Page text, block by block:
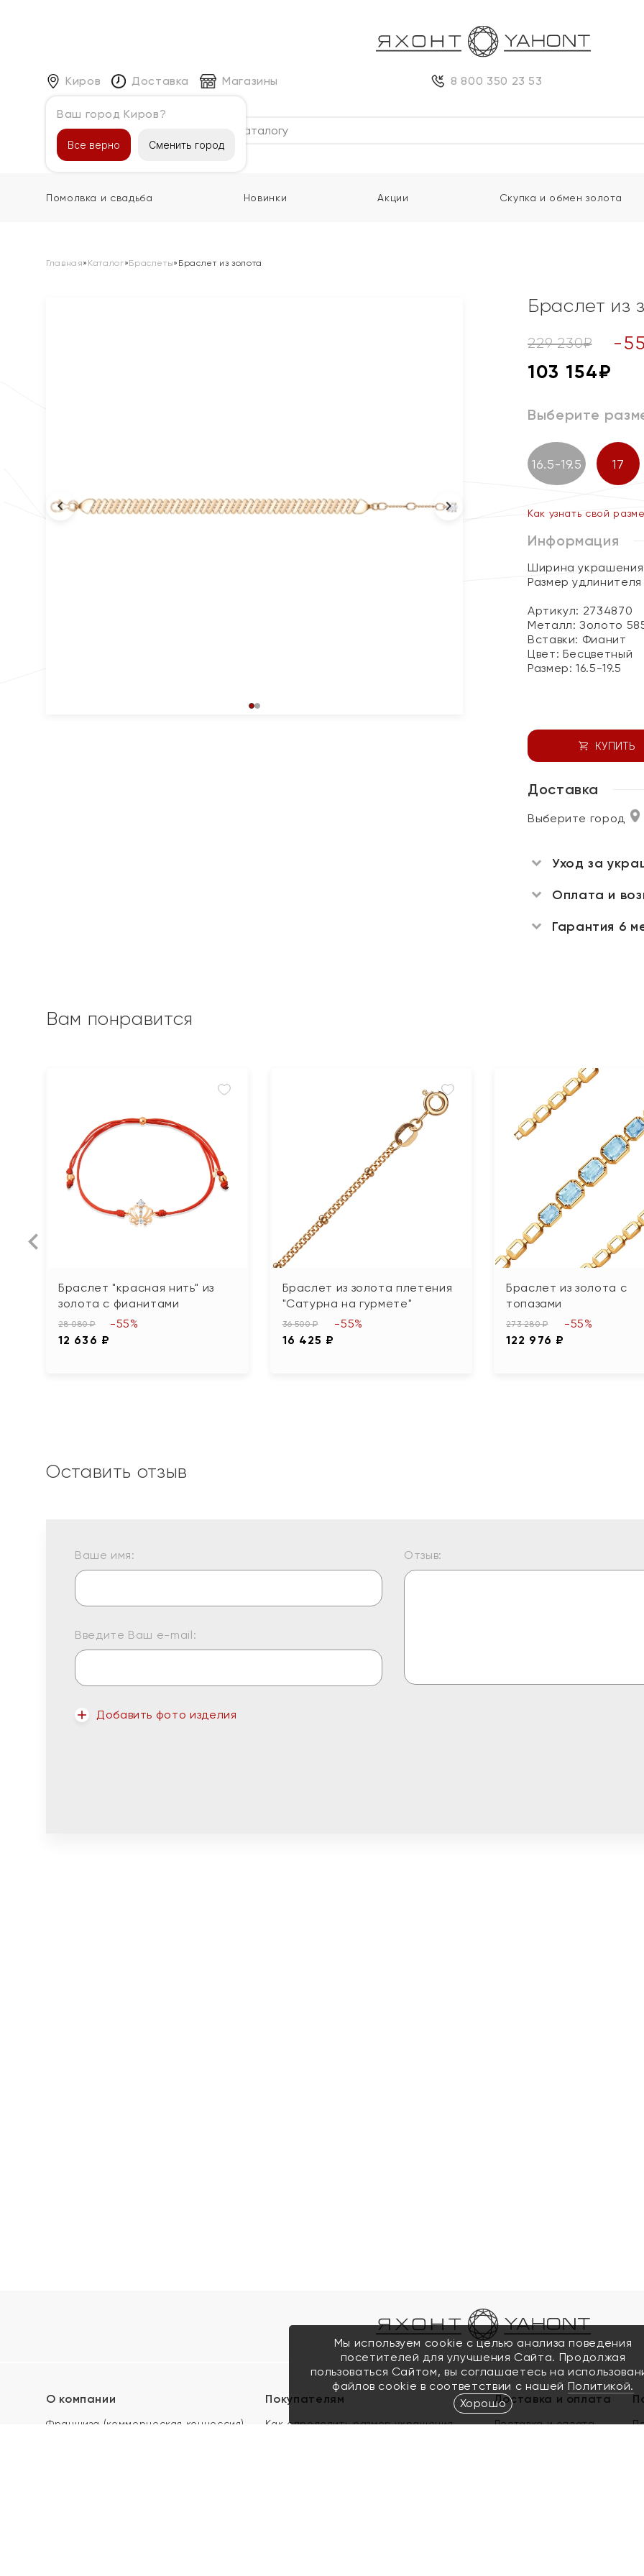
Киров
Ваш город Киров?
Все верно Сменить город
Доставка Магазины 8 800 350 23 53
Каталог
Помолвка и свадьба Новинки Акции Скупка и обмен золота
Главная» Каталог»Браслеты» Браслет из золота
Браслет из
229 230₽ -55
103 154₽
Выберите
16.5-19.5 17
Как узнать свой
Информация
Ширина
Размер
Артикул: 2734870
Металл:Золото
Вставки: Фианит
Цвет: Бесцветный
Размер:16.5-19.5
КУПИТЬ
Доставка
Выберите город
Уход за
Оплата и
Гарантия 6
Вам понравится
Браслет "красная нить" из
золота с фианитами
28 080 ₽
12 636 ₽
-55%
Браслет из золота плетения
"Сатурна на гурмете"
36 500 ₽
16 425 ₽
-55%
Браслет из золота с
топазами
273 280 ₽
122 976 ₽
-55%
Оставить отзыв
Ваше имя:
Введите Ваш e-mail:
Добавить фото изделия
Отзыв:
О компании
Франшиза (коммерческая концессия)
Покупателям
Как определить размер украшения
Доставка и оплата
Доставка и оплата
Мы используем cookie с целью анализа поведения
посетителей для улучшения Сайта. Продолжая
пользоваться Сайтом, вы соглашаетесь на
файлов cookie в соответствии с нашей Политикой.
Хорошо